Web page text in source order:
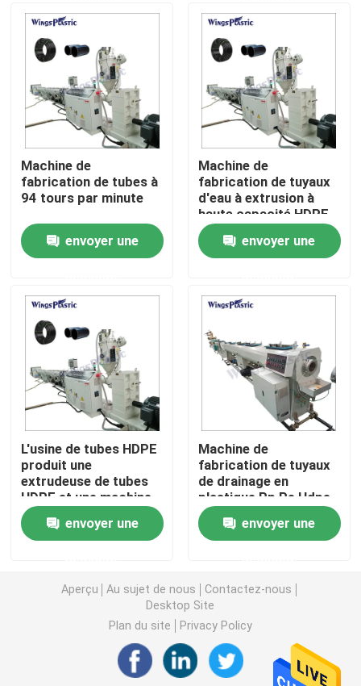
Visite d'usine
Contrôle de qualité
Contactez-nous
Machine en plastique d'extrudeuse de tuyau
Ligne en plastique d'extrusion de tuyau
Machine d'extrudeuse de tuyau de PVC
Chaîne de production de tuyau de PPR
Machine d'extrudeuse de tuyau de PE
Machine ondulée d'extrudeuse de tuyau
Pp attachent la chaîne de production
Machine en plastique d'extrudeuse de feuille
Machine de
fabrication de tubes à
94 tours par minute
envoyer une
Machine de
fabrication de tuyaux
d'eau à extrusion à
haute capacité HDPE
PE PP
envoyer une
L'usine de tubes HDPE
produit une
extrudeuse de tubes
HDPE et une machine
d'extrudeuse de tubes
PE
envoyer une
Machine de
fabrication de tuyaux
de drainage en
plastique Pp Pe Hdpe
envoyer une
Aperçu Au sujet de nous
Contactez-nous
Desktop Site
Plan du site
Privacy Policy